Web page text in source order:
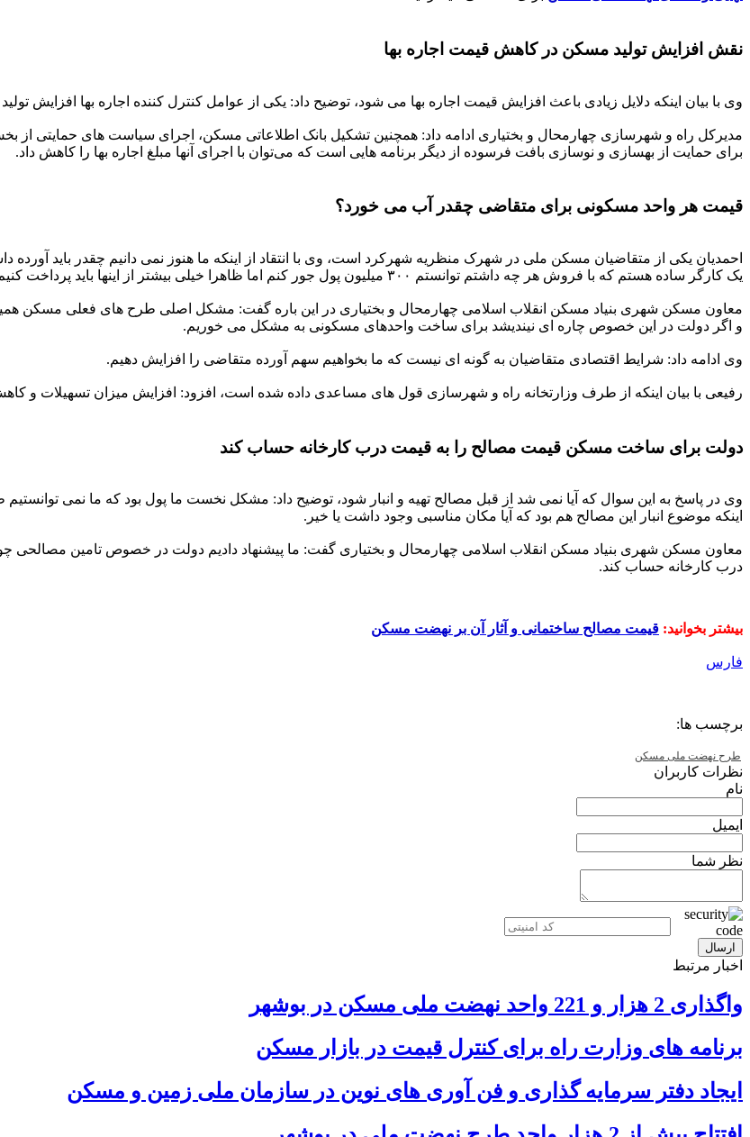
نقش افزایش تولید مسکن در کاهش قیمت اجاره بها
وی با بیان اینکه دلایل زیادی باعث افزایش قیمت اجاره بها می شود، توضیح داد: یکی از عوامل کنترل کننده اجاره بها
مدیرکل راه و شهرسازی چهارمحال و بختیاری ادامه داد: همچنین تشکیل بانک اطلاعاتی مسکن، اجرای سیاست های
برای حمایت از بهسازی و نوسازی بافت فرسوده از دیگر برنامه هایی است که می‌توان با اجرای آنها مبلغ اجاره بها را کاهش داد.
قیمت هر واحد مسکونی برای متقاضی چقدر آب می خورد؟
احمدیان یکی از متقاضیان مسکن ملی در شهرک منظریه شهرکرد است، وی با انتقاد از اینکه ما هنوز نمی دانیم چقدر باید
یک کارگر ساده هستم که با فروش هر چه داشتم توانستم ۳۰۰ میلیون پول جور کنم اما ظاهرا خیلی بیشتر از اینها باید پرداخت کنیم.
معاون مسکن شهری بنیاد مسکن انقلاب اسلامی چهارمحال و بختیاری در این باره گفت: مشکل اصلی طرح های فعلی مسکن
و اگر دولت در این خصوص چاره ای نیندیشد برای ساخت واحدهای مسکونی به مشکل می خوریم.
وی ادامه داد: شرایط اقتصادی متقاضیان به گونه ای نیست که ما بخواهیم سهم آورده متقاضی را افزایش دهیم.
رفیعی با بیان اینکه از طرف وزارتخانه راه و شهرسازی قول های مساعدی داده شده است، افزود: افزایش میزان تسهیلات و
دولت برای ساخت مسکن قیمت مصالح را به قیمت درب کارخانه حساب کند
وی در پاسخ به این سوال که آیا نمی شد از قبل مصالح تهیه و انبار شود، توضیح داد: مشکل نخست ما پول بود که ما نمی
اینکه موضوع انبار این مصالح هم بود که آیا مکان مناسبی وجود داشت یا خیر.
معاون مسکن شهری بنیاد مسکن انقلاب اسلامی چهارمحال و بختیاری گفت: ما پیشنهاد دادیم دولت در خصوص تامین مصالحی چون
درب کارخانه حساب کند.
بیشتر بخوانید: قیمت مصالح ساختمانی و آثار آن بر نهضت مسکن
فارس
برچسب ها:
طرح نهضت ملی مسکن
نظرات کاربران
نام
ایمیل
نظر شما
اخبار مرتبط
واگذاری 2 هزار و 221 واحد نهضت ملی مسکن در بوشهر
برنامه های وزارت راه برای کنترل قیمت در بازار مسکن
ایجاد دفتر سرمایه گذاری و فن آوری های نوین در سازمان ملی زمین و مسکن